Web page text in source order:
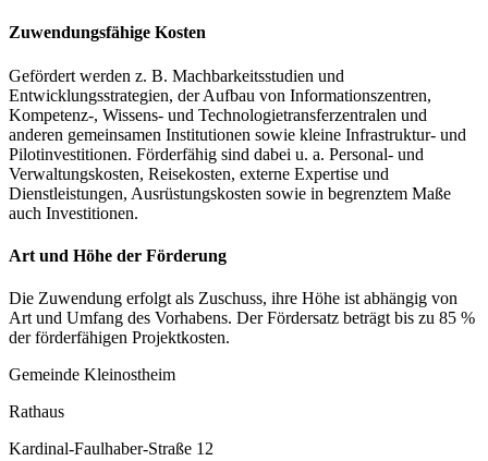
Zuwendungsfähige Kosten
Gefördert werden z. B. Machbarkeitsstudien und
Entwicklungsstrategien, der Aufbau von Informationszentren,
Kompetenz-, Wissens- und Technologietransferzentralen und
anderen gemeinsamen Institutionen sowie kleine Infrastruktur- und
Pilotinvestitionen. Förderfähig sind dabei u. a. Personal- und
Verwaltungskosten, Reisekosten, externe Expertise und
Dienstleistungen, Ausrüstungskosten sowie in begrenztem Maße
auch Investitionen.
Art und Höhe der Förderung
Die Zuwendung erfolgt als Zuschuss, ihre Höhe ist abhängig von
Art und Umfang des Vorhabens. Der Fördersatz beträgt bis zu 85 %
der förderfähigen Projektkosten.
Gemeinde Kleinostheim
Rathaus
Kardinal-Faulhaber-Straße 12